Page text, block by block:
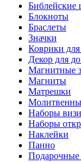
Библейские
Блокноты
Браслеты
Значки
Коврики
Декор для
Магнитные
Магниты
Матрешки
Наборы
Наборы
Наклейки
Панно
Подарочные